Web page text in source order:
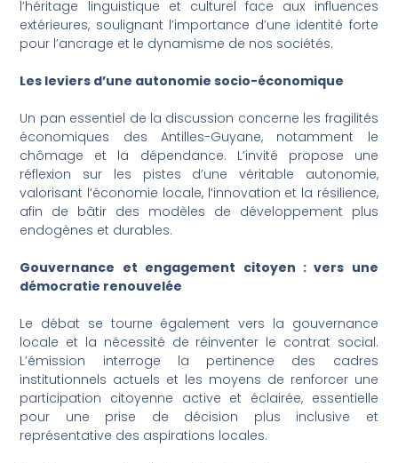
l’héritage linguistique et culturel face aux influences
extérieures, soulignant l’importance d’une identité forte
pour l’ancrage et le dynamisme de nos sociétés.
Les leviers d’une autonomie socio-économique
Un pan essentiel de la discussion concerne les fragilités
économiques des Antilles-Guyane, notamment le
chômage et la dépendance. L’invité propose une
réflexion sur les pistes d’une véritable autonomie,
valorisant l’économie locale, l’innovation et la résilience,
afin de bâtir des modèles de développement plus
endogènes et durables.
Gouvernance et engagement citoyen : vers une
démocratie renouvelée
Le débat se tourne également vers la gouvernance
locale et la nécessité de réinventer le contrat social.
L’émission interroge la pertinence des cadres
institutionnels actuels et les moyens de renforcer une
participation citoyenne active et éclairée, essentielle
pour une prise de décision plus inclusive et
représentative des aspirations locales.